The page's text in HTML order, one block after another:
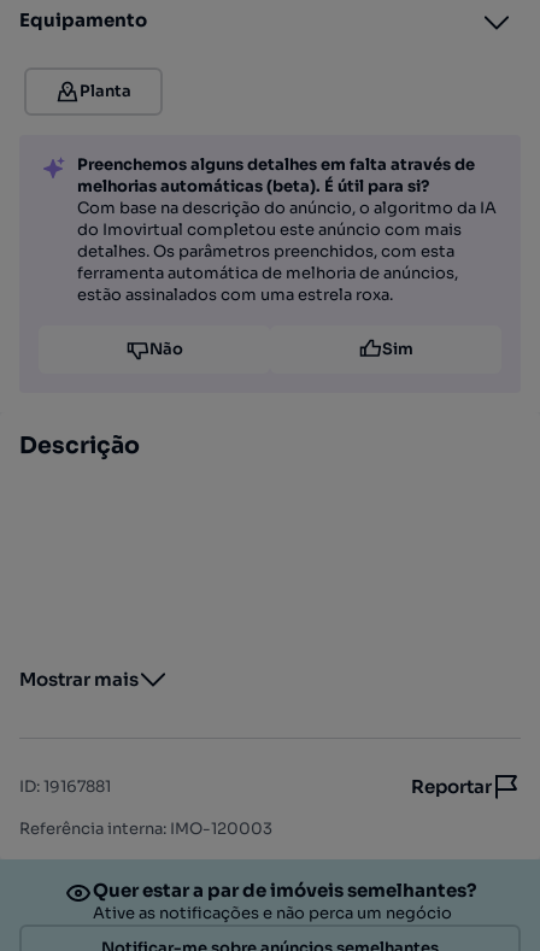
Equipamento
Planta
Preenchemos alguns detalhes em falta através de
melhorias automáticas (beta). É útil para si?
Com base na descrição do anúncio, o algoritmo da IA
do Imovirtual completou este anúncio com mais
detalhes. Os parâmetros preenchidos, com esta
ferramenta automática de melhoria de anúncios,
estão assinalados com uma estrela roxa.
Não Sim
Descrição
Mostrar mais
ID:19167881 Reportar
Referência interna: IMO-120003
Quer estar a par de imóveis semelhantes?
Ative as notificações e não perca um negócio